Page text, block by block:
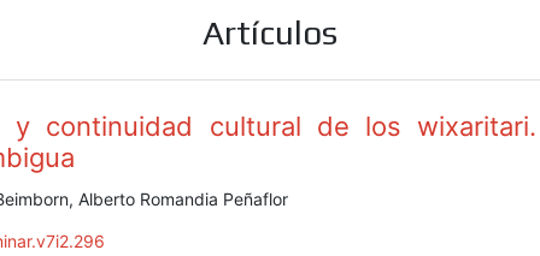
Artículos
y continuidad cultural de los
Alberto Romandia Peñaflor